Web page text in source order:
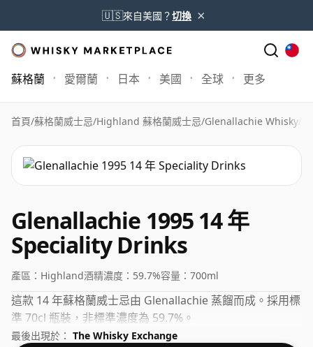
🇺🇸來自美國？切換 ×
蘇格蘭 愛爾蘭 日本 美國 全球 更多
首頁/蘇格蘭威士忌/Highland 蘇格蘭威士忌/Glenallachie Whisky
Glenallachie 1995 14 年
Speciality Drinks
產區： Highland酒精濃度： 59.7%容量： 700ml
這款 14 年蘇格蘭威士忌由 Glenallachie 蒸餾而成。採用標
準 70cl 瓶裝，非標準濃度為 59.7%。
最後出現於： The Whisky Exchange